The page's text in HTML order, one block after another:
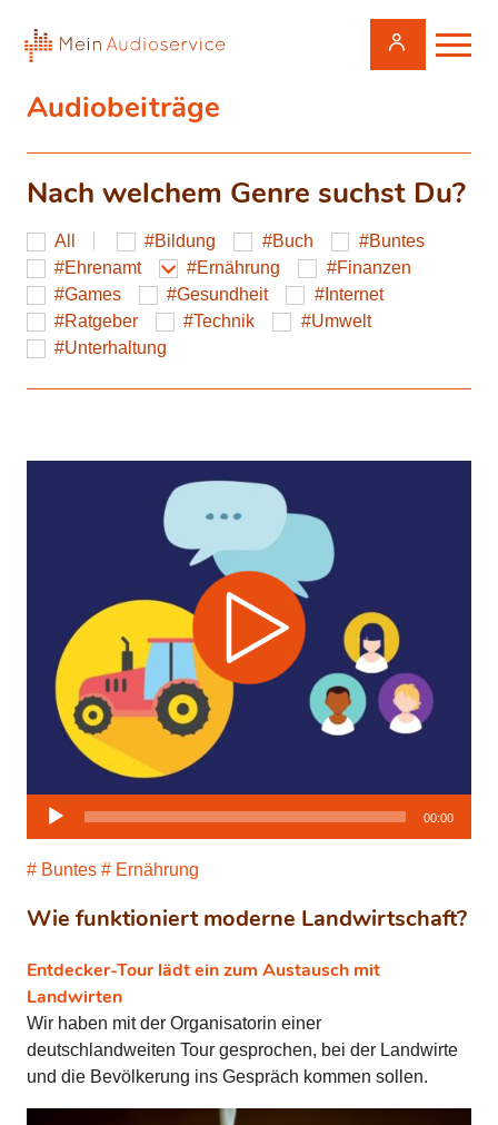
Audiobeiträge
Nach welchem Genre suchst Du?
All Bildung Buch
Buntes
Ehrenamt
Ernährung
Finanzen
Games
Gesundheit
Internet
Ratgeber
Technik
Umwelt
Unterhaltung
Wie funktioniert moderne Landwirtschaft?
Entdecker-Tour lädt ein zum Austausch mit
Landwirten
Buntes Ernährung
Audio-
00:00
Wir haben mit der Organisatorin einer
deutschlandweiten Tour gesprochen, bei der Landwirte
und die Bevölkerung ins Gespräch kommen sollen.